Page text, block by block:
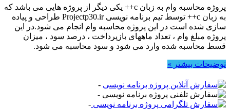
پروژه محاسبه وام به زبان c++ یکی دیگر از پروژه هایی می باشد که
به زبان c++ توسط تیم برنامه نویسی Projectp30.ir طراحی و پیاده
سازی شده است در این پروژه محاسبه وام انجام می شود.در این
پروژه مبلغ وام ، تعداد ماههای بازپرداخت ، درصد سود ، میزان
قسط محاسبه شده وارد می شود و سود محاسبه می شود.
توضیحات بیشتر »
-
-
-